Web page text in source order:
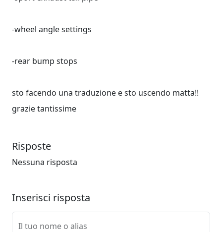
-wheel angle settings
-rear bump stops
sto facendo una traduzione e sto uscendo matta!!
grazie tantissime
Risposte
Nessuna risposta
Inserisci risposta
Il tuo nome o alias